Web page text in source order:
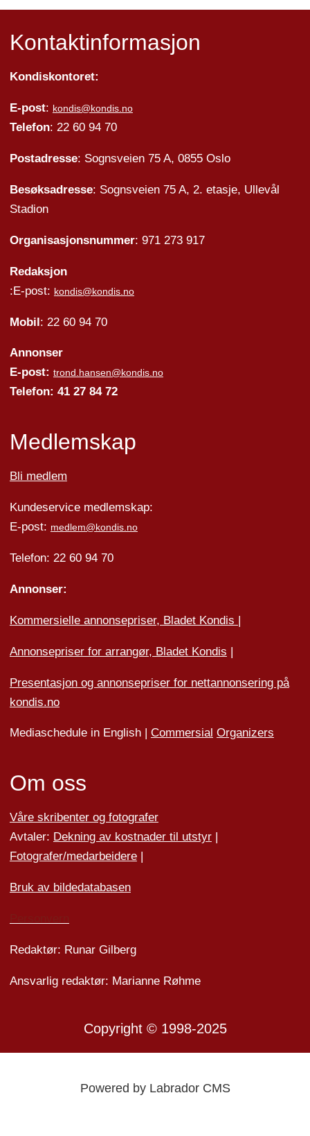
Kontaktinformasjon
Kondiskontoret:
E-post: kondis@kondis.no
Telefon: 22 60 94 70
Postadresse: Sognsveien 75 A, 0855 Oslo
Besøksadresse: Sognsveien 75 A, 2. etasje, Ullevål
Stadion
Organisasjonsnummer: 971 273 917
Redaksjon
:E-post: kondis@kondis.no
Mobil: 22 60 94 70
Annonser
E-post: trond.hansen@kondis.no
Telefon: 41 27 84 72
Medlemskap
Bli medlem
Kundeservice medlemskap:
E-post: medlem@kondis.no
Telefon: 22 60 94 70
Annonser:
Kommersielle annonsepriser, Bladet Kondis |
Annonsepriser for arrangør, Bladet Kondis |
Presentasjon og annonsepriser for nettannonsering på
kondis.no
Mediaschedule in English | Commersial Organizers
Om oss
Våre skribenter og fotografer
Avtaler: Dekning av kostnader til utstyr|
Fotografer/medarbeidere|
Bruk av bildedatabasen
Redaktør: Runar Gilberg
Ansvarlig redaktør: Marianne Røhme
Copyright © 1998-2025
Powered by Labrador CMS